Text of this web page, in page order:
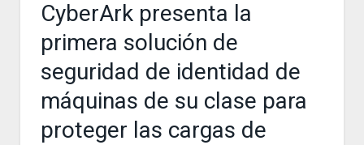
CyberArk presenta la
primera solución de
seguridad de identidad de
máquinas de su clase para
proteger las cargas de